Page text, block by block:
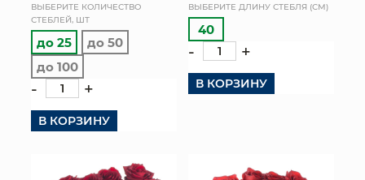
КОРЗИНЫ
СУНДУКИ
ВЫБЕРИТЕ КОЛИЧЕСТВО
СТЕБЛЕЙ, ШТ
до 25
до 50
до 100
- +
В КОРЗИНУ
ВЫБЕРИТЕ ДЛИНУ СТЕБЛЯ (СМ)
40
- +
В КОРЗИНУ